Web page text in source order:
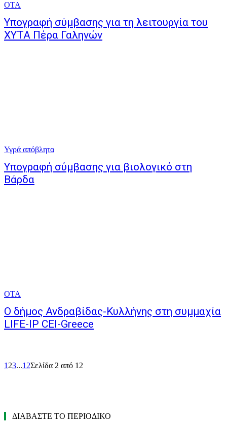
ΟΤΑ
Υπογραφή σύμβασης για τη λειτουργία του
ΧΥΤΑ Πέρα Γαληνών
Υγρά απόβλητα
Υπογραφή σύμβασης για βιολογικό στη
Βάρδα
ΟΤΑ
O δήμος Ανδραβίδας-Κυλλήνης στη συμμαχία
LIFE-IP CEI-Greece
1 23...12Σελίδα 2 από 12
ΔΙΑΒΑΣΤΕ ΤΟ ΠΕΡΙΟΔΙΚΟ